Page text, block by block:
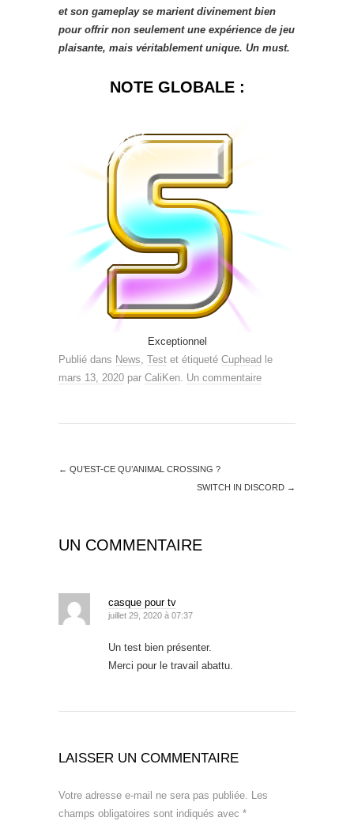
et son gameplay se marient divinement bien
pour offrir non seulement une expérience de jeu
plaisante, mais véritablement unique. Un must.
NOTE GLOBALE :
Exceptionnel
Publié dans News, Test et étiqueté Cuphead le
mars 13, 2020 par CaliKen. Un commentaire
← QU’EST-CE QU’ANIMAL CROSSING ?
SWITCH IN DISCORD →
UN COMMENTAIRE
casque pour tv
juillet 29, 2020 à 07:37
Un test bien présenter.
Merci pour le travail abattu.
LAISSER UN COMMENTAIRE
Votre adresse e-mail ne sera pas publiée. Les
champs obligatoires sont indiqués avec *